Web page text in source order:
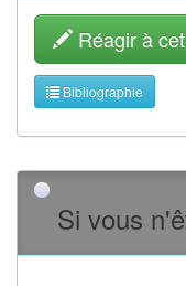
Réagir à
Bibliographie
Si vous